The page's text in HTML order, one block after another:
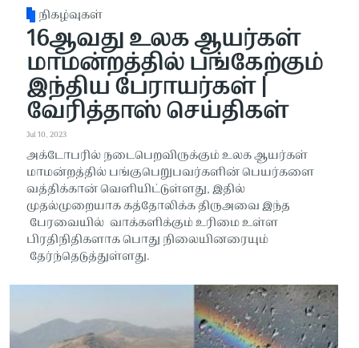
நிகழ்வுகள்
16ஆவது உலக ஆயர்கள்
மாமன்றத்தில் பங்கேற்கும்
இந்திய பேராயர்கள் |
வேரித்தாஸ் செய்திகள்
Jul 10, 2023
அக்டோபரில் நடைபெறவிருக்கும் உலக ஆயர்கள்
மாமன்றத்தில் பங்குபெறுபவர்களின் பெயர்களை
வத்திக்கான் வெளியிட்டுள்ளது, இதில்
முதல்முறையாக கத்தோலிக்க திருஅவை இந்த
பேரவையில் வாக்களிக்கும் உரிமை உள்ள
பிரதிநிதிகளாக பொது நிலையினரையும்
தேர்ந்தெடுத்துள்ளது.